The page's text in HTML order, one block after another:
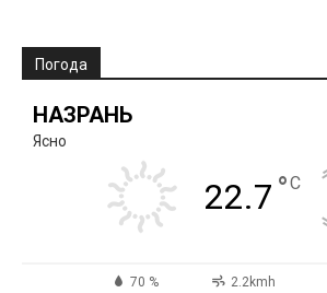
Погода
НАЗРАНЬ
Ясно
22.7 °C
70 % 2.2kmh